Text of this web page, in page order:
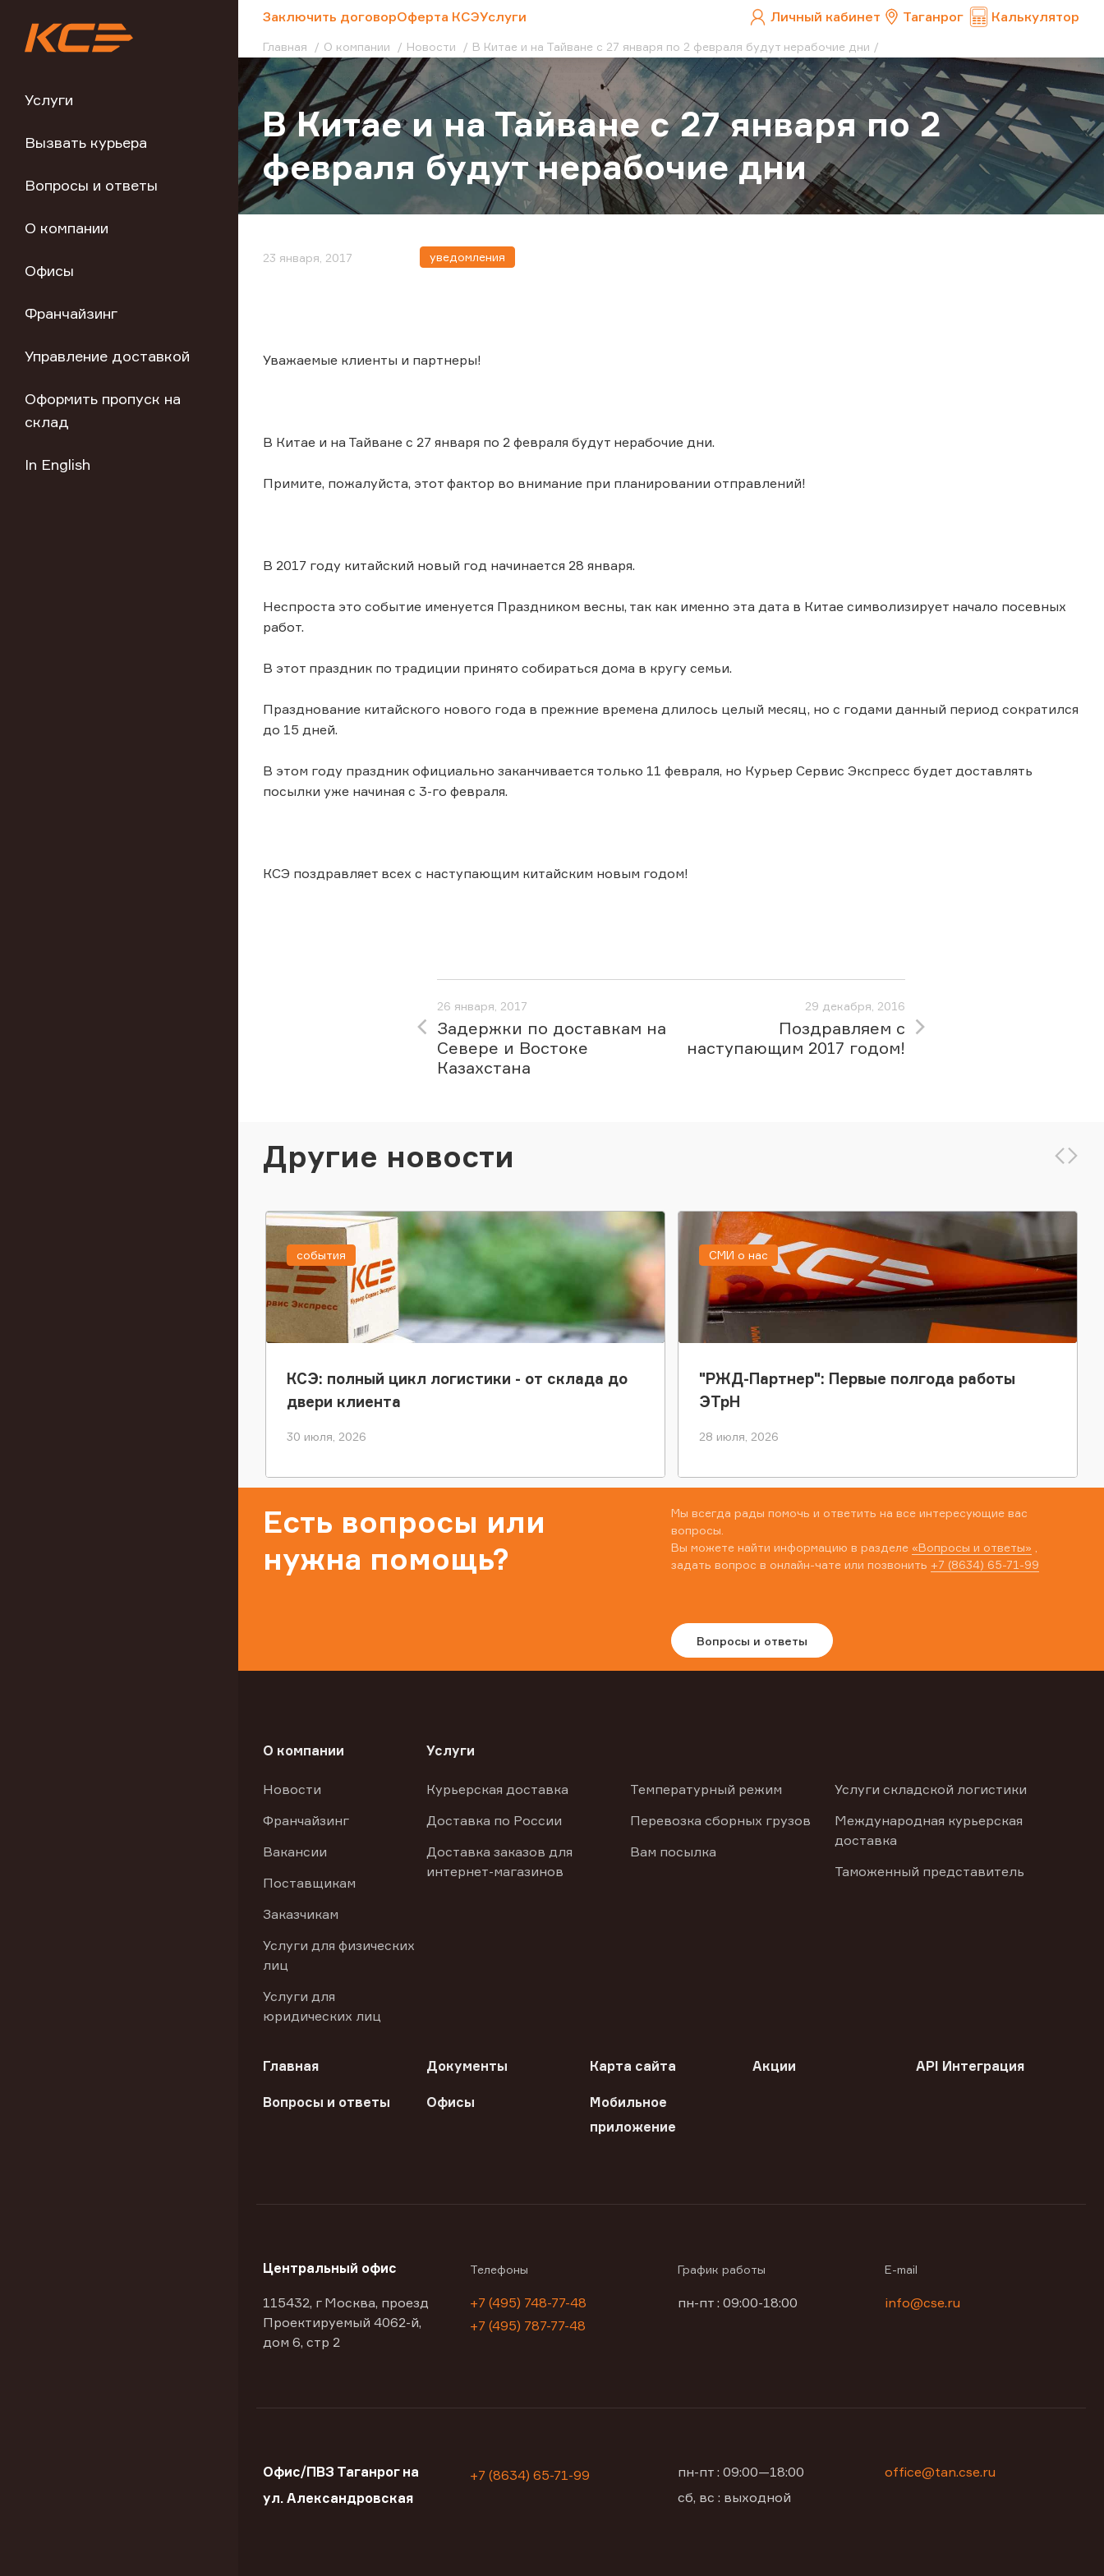
Услуги
Вызвать курьера
Вопросы и ответы
О компании
Офисы
Франчайзинг
Управление доставкой
Оформить пропуск на
склад
In English
Заключить договорОферта КСЭУслуги Личный кабинет Таганрог Калькулятор
Главная О компании Новости В Китае и на Тайване с 27 января по 2 февраля будут нерабочие дни
В Китае и на Тайване с 27 января по 2
февраля будут нерабочие дни
23 января, 2017 уведомления
Уважаемые клиенты и партнеры!
В Китае и на Тайване с 27 января по 2 февраля будут нерабочие дни.
Примите, пожалуйста, этот фактор во внимание при планировании отправлений!
В 2017 году китайский новый год начинается 28 января.
Неспроста это событие именуется Праздником весны, так как именно эта дата в Китае символизирует начало посевных
работ.
В этот праздник по традиции принято собираться дома в кругу семьи.
Празднование китайского нового года в прежние времена длилось целый месяц, но с годами данный период сократился
до 15 дней.
В этом году праздник официально заканчивается только 11 февраля, но Курьер Сервис Экспресс будет доставлять
посылки уже начиная с 3-го февраля.
КСЭ поздравляет всех с наступающим китайским новым годом!
26 января, 2017
Задержки по доставкам на
Севере и Востоке
Казахстана
29 декабря, 2016
Поздравляем с
наступающим 2017 годом!
Другие новости
КСЭ: полный цикл логистики - от склада до
двери клиента
30 июля, 2026
события
"РЖД-Партнер": Первые полгода работы
ЭТрН
28 июля, 2026
СМИ о нас
Есть вопросы или
нужна помощь?
Мы всегда рады помочь и ответить на все интересующие вас
вопросы.
Вы можете найти информацию в разделе «Вопросы и ответы»
задать вопрос в онлайн-чате или позвонить +7 (8634) 65-71-99
Вопросы и ответы
О компании
Новости
Франчайзинг
Вакансии
Поставщикам
Заказчикам
Услуги для физических
лиц
Услуги для
юридических лиц
Услуги
Курьерская доставка
Доставка по России
Доставка заказов для
интернет-магазинов
Температурный режим
Перевозка сборных грузов
Вам посылка
Услуги складской логистики
Международная курьерская
доставка
Таможенный представитель
Главная Документы Карта сайта Акции API Интеграция
Вопросы и ответы Офисы
Мобильное
приложение
Центральный офис
115432, г Москва, проезд
Проектируемый 4062-й,
дом 6, стр 2
Телефоны
+7 (495) 748-77-48
+7 (495) 787-77-48
График работы
пн-пт : 09:00-18:00
E-mail
info@cse.ru
Офис/ПВЗ Таганрог на
ул. Александровская
+7 (8634) 65-71-99
пн-пт : 09:00—18:00
сб, вс : выходной
office@tan.cse.ru